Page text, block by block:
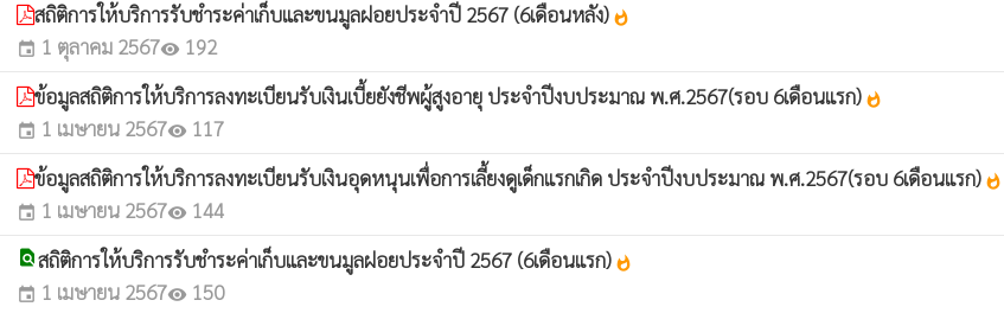
สถิติการให้บริการรับชำระค่าเก็บและขนมูลฝอยประจำปี 2567 (6เดือนหลัง) whatshot
event 1 ตุลาคม 2567visibility 192
ข้อมูลสถิติการให้บริการลงทะเบียนรับเงินเบี้ยยังชีพผู้สูงอายุ ประจำปีงบประมาณ พ.ศ.2567(รอบ 6เดือนแรก) whatshot
event 1 เมษายน 2567visibility 117
ข้อมูลสถิติการให้บริการลงทะเบียนรับเงินอุดหนุนเพื่อการเลี้ยงดูเด็กแรกเกิด ประจำปีงบประมาณ พ.ศ.2567(รอบ 6เดือนแรก) whatshot
event 1 เมษายน 2567visibility 144
find_in_pageสถิติการให้บริการรับชำระค่าเก็บและขนมูลฝอยประจำปี 2567 (6เดือนแรก) whatshot
event 1 เมษายน 2567visibility 150